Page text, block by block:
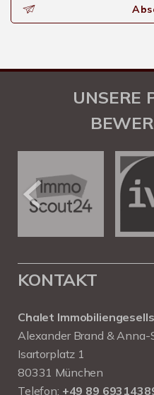
UNSERE
KONTAKT
Chalet
Alexander Brand & Anna-
Isartorplatz 1
80331 München
Telefon: +49 89